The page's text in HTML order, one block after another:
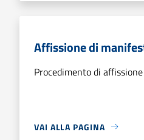
Affissione di
Procedimento di
VAI ALLA PAGINA